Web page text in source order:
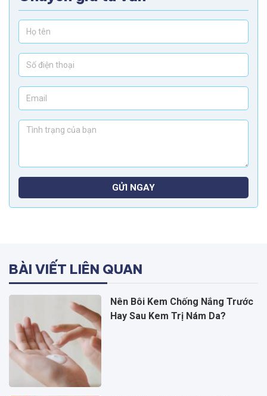
GỬI NGAY
BÀI VIẾT LIÊN QUAN
Nên Bôi Kem Chống Nắng Trước
Hay Sau Kem Trị Nám Da?